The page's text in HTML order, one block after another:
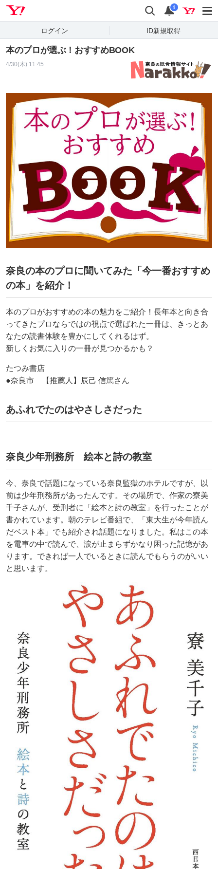
検索 通知
i
ログイン ID新規取得
本のプロが選ぶ！おすすめBOOK
4/30(木) 11:45
奈良の本のプロに聞いてみた「今一番おすすめ
の本」を紹介！
本のプロがおすすめの本の魅力をご紹介！長年本と向き合
ってきたプロならではの視点で選ばれた一冊は、きっとあ
なたの読書体験を豊かにしてくれるはず。
新しくお気に入りの一冊が見つかるかも？
たつみ書店
●奈良市 【推薦人】辰己 信篤さん
あふれでたのはやさしさだった
奈良少年刑務所 絵本と詩の教室
今、奈良で話題になっている奈良監獄のホテルですが、以
前は少年刑務所があったんです。その場所で、作家の寮美
千子さんが、受刑者に「絵本と詩の教室」を行ったことが
書かれています。朝のテレビ番組で、「東大生が今年読ん
だベスト本」でも紹介され話題になりました。私はこの本
を電車の中で読んで、涙が止まらずかなり困った記憶があ
ります。できれば一人でいるときに読んでもらうのがいい
と思います。